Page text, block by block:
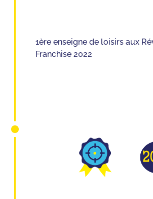
1ère enseigne de loisirs aux
Franchise 2022